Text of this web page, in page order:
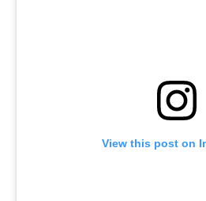
View this post on